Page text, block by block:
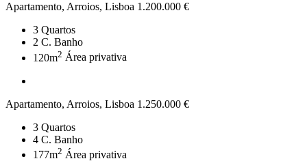
Apartamento, Arroios, Lisboa 1.200.000 €
3 Quartos
2 C. Banho
120m2 Área privativa
Apartamento, Arroios, Lisboa 1.250.000 €
3 Quartos
4 C. Banho
177m2 Área privativa